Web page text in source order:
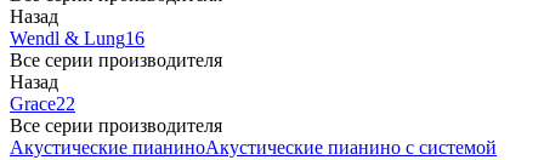
Назад
Wendl & Lung16
Все серии производителя
Назад
Grace22
Все серии производителя
Акустические пианиноАкустические пианино с системой